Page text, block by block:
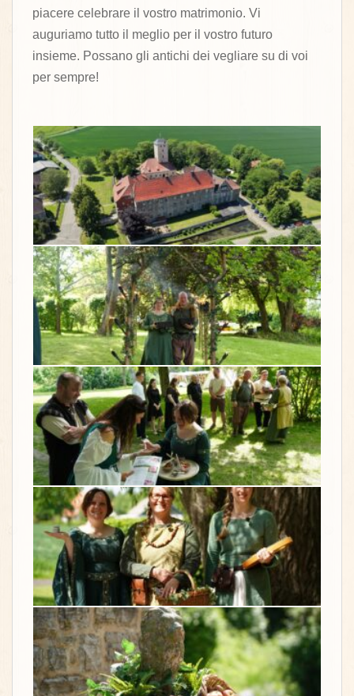
piacere celebrare il vostro matrimonio. Vi
auguriamo tutto il meglio per il vostro futuro
insieme. Possano gli antichi dei vegliare su di voi
per sempre!